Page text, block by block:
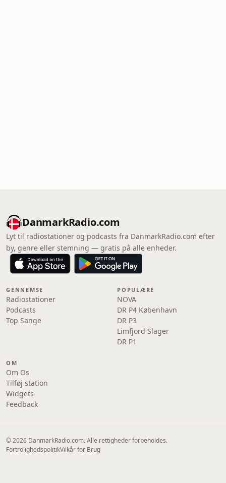
DanmarkRadio.com
Lyt til radiostationer og podcasts fra DanmarkRadio.com efter
by, genre eller stemning — gratis på alle enheder.
GENNEMSE
Radiostationer
Podcasts
Top Sange
POPULÆRE
NOVA
DR P4 København
DR P3
Limfjord Slager
DR P1
OM
Om Os
Tilføj station
Widgets
Feedback
© 2026 DanmarkRadio.com. Alle rettigheder forbeholdes.
FortrolighedspolitikVilkår for Brug